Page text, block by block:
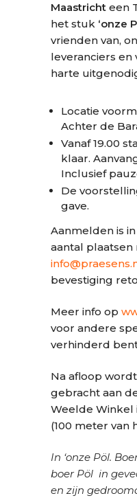
Maastricht een
het stuk ‘onze
vrienden van,
leveranciers en
harte
Locatie
Achter de
Vanaf 19.00
klaar.
Inclusief
De
gave.
Aanmelden is
aantal plaatsen
bevestiging
Meer info op
voor andere
verhinderd
Na afloop
gebracht aan
Weelde Winkel
(100 meter van
In ‘onze Pöl.
boer Pöl in
en zijn